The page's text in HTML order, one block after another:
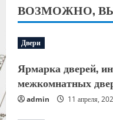
ВОЗМОЖНО,
Двери
Ярмарка дверей,
межкомнатных
admin 11 апреля,